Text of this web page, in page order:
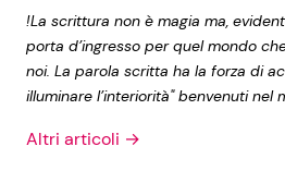
!La scrittura non è magia ma,
porta d’ingresso per quel mondo
noi. La parola scritta ha la forza di
illuminare l’interiorità" benvenuti nel
Altri articoli →